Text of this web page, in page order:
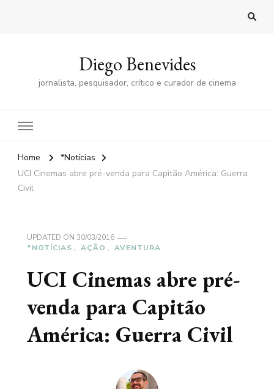
Diego Benevides
jornalista, pesquisador, crítico e curador de cinema
Home
*Notícias
UCI Cinemas abre pré-venda para Capitão América: Guerra
Civil
UPDATED ON 30/03/2016
*NOTÍCIAS
AÇÃO AVENTURA
UCI Cinemas abre pré-
venda para Capitão
América: Guerra Civil